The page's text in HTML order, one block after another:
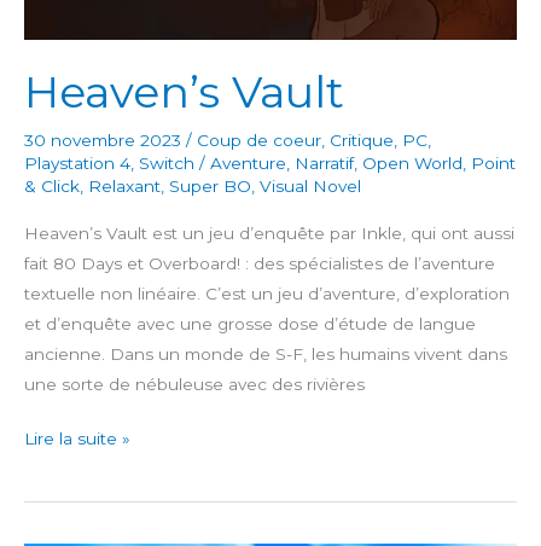
Heaven’s Vault
30 novembre 2023 / Coup de coeur, Critique, PC,
Playstation 4, Switch / Aventure, Narratif, Open World, Point
& Click, Relaxant, Super BO, Visual Novel
Heaven’s Vault est un jeu d’enquête par Inkle, qui ont aussi
fait 80 Days et Overboard! : des spécialistes de l’aventure
textuelle non linéaire. C’est un jeu d’aventure, d’exploration
et d’enquête avec une grosse dose d’étude de langue
ancienne. Dans un monde de S-F, les humains vivent dans
une sorte de nébuleuse avec des rivières
Heaven’s
Lire la suite »